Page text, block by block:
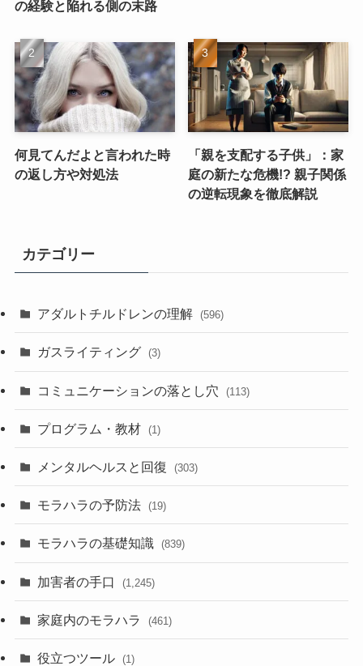
の経験と陥れる側の末路
何見てんだよと言われた時
の返し方や対処法
「親を支配する子供」：家
庭の新たな危機!? 親子関係
の逆転現象を徹底解説
カテゴリー
アダルトチルドレンの理解 (596)
ガスライティング (3)
コミュニケーションの落とし穴 (113)
プログラム・教材 (1)
メンタルヘルスと回復 (303)
モラハラの予防法 (19)
モラハラの基礎知識 (839)
加害者の手口 (1,245)
家庭内のモラハラ (461)
役立つツール (1)